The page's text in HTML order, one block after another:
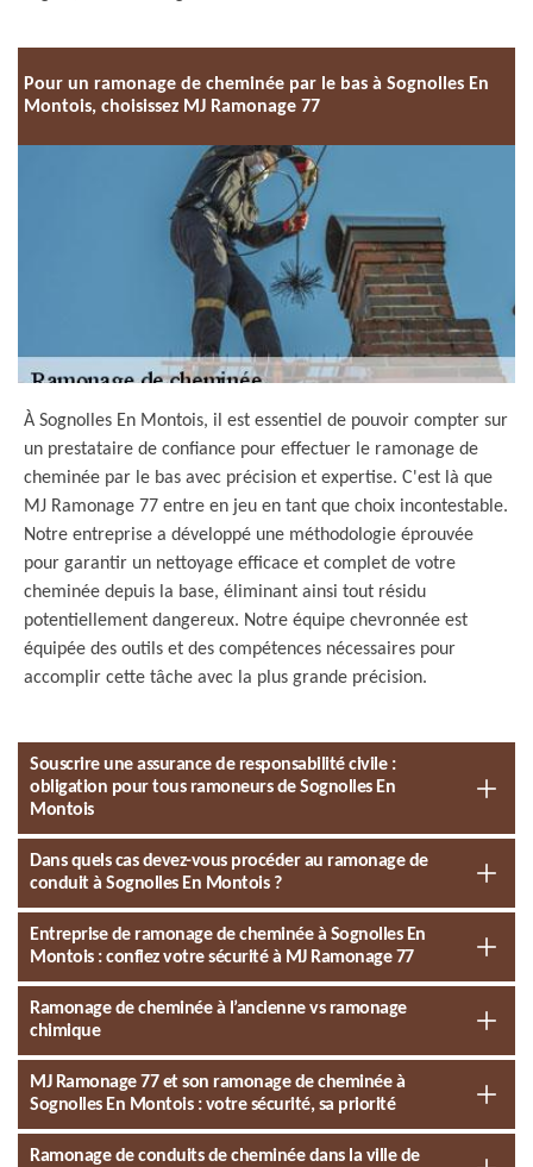
Pour un ramonage de cheminée par le bas à Sognolles En
Montois, choisissez MJ Ramonage 77
À Sognolles En Montois, il est essentiel de pouvoir compter sur
un prestataire de confiance pour effectuer le ramonage de
cheminée par le bas avec précision et expertise. C'est là que
MJ Ramonage 77 entre en jeu en tant que choix incontestable.
Notre entreprise a développé une méthodologie éprouvée
pour garantir un nettoyage efficace et complet de votre
cheminée depuis la base, éliminant ainsi tout résidu
potentiellement dangereux. Notre équipe chevronnée est
équipée des outils et des compétences nécessaires pour
accomplir cette tâche avec la plus grande précision.
Souscrire une assurance de responsabilité civile :
obligation pour tous ramoneurs de Sognolles En
Montois
Dans quels cas devez-vous procéder au ramonage de
conduit à Sognolles En Montois ?
Entreprise de ramonage de cheminée à Sognolles En
Montois : confiez votre sécurité à MJ Ramonage 77
Ramonage de cheminée à l’ancienne vs ramonage
chimique
MJ Ramonage 77 et son ramonage de cheminée à
Sognolles En Montois : votre sécurité, sa priorité
Ramonage de conduits de cheminée dans la ville de